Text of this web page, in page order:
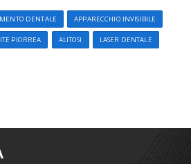
DENTALE APPARECCHIO INVISIBILE
PIORREA ALITOSI LASER DENTALE